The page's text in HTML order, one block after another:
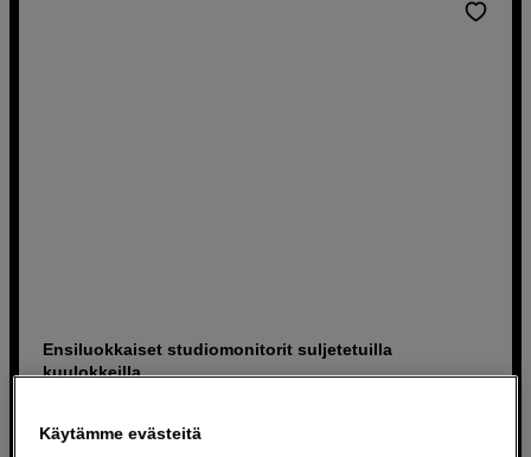
Ensiluokkaiset studiomonitorit suljetetuilla
kuulokkeilla
Kaksi 5" passiiviradiaattoria
Käytämme evästeitä